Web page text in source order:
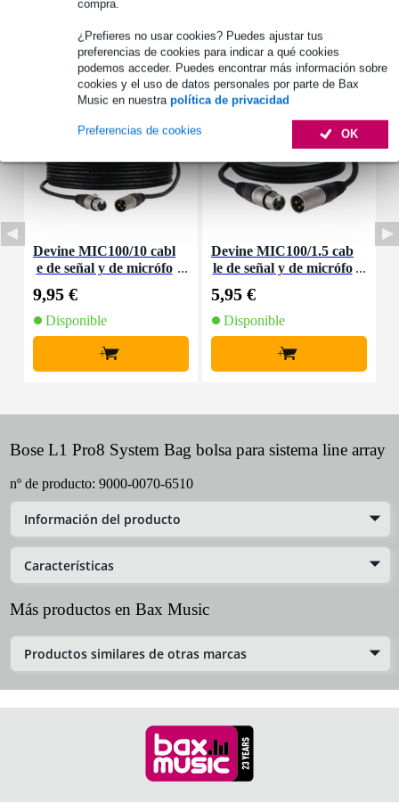
compra.
¿Prefieres no usar cookies? Puedes ajustar tus
preferencias de cookies para indicar a qué cookies
podemos acceder. Puedes encontrar más información sobre
cookies y el uso de datos personales por parte de Bax
Music en nuestra política de privacidad
OK
Preferencias de cookies
Accesorios (14)
Devine MIC100/10 cabl
e de señal y de micrófo
9,95 €
Disponible
+
Devine MIC100/1.5 cab
le de señal y de micrófo
5,95 €
Disponible
+
Bose L1 Pro8 System Bag bolsa para sistema line array
nº de producto: 9000-0070-6510
Información del producto
Características
Más productos en Bax Music
Productos similares de otras marcas